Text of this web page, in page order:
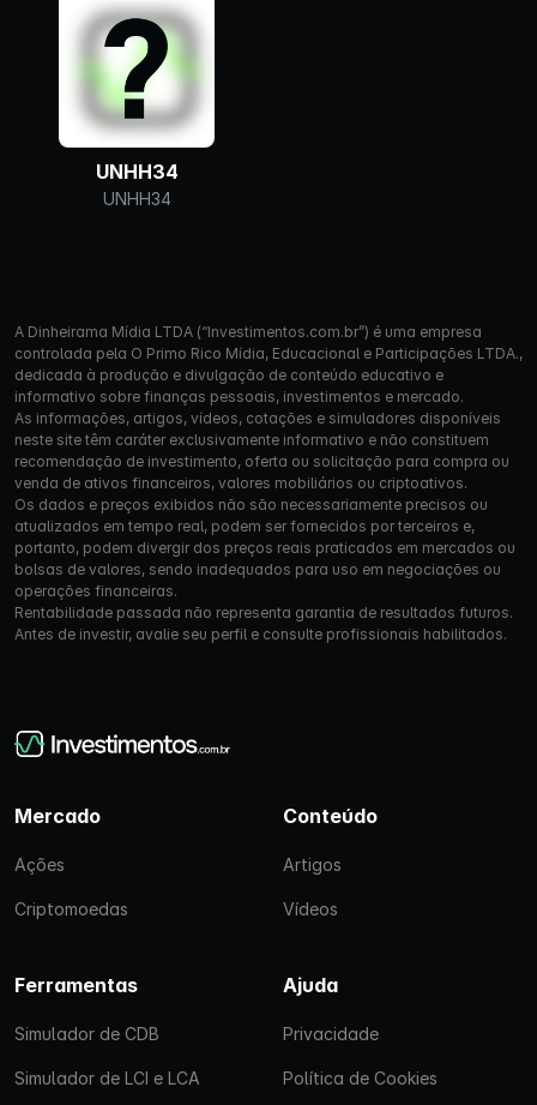
UNHH34
UNHH34
A Dinheirama Mídia LTDA (“Investimentos.com.br”) é uma empresa
controlada pela O Primo Rico Mídia, Educacional e Participações LTDA.,
dedicada à produção e divulgação de conteúdo educativo e
informativo sobre finanças pessoais, investimentos e mercado.
As informações, artigos, vídeos, cotações e simuladores disponíveis
neste site têm caráter exclusivamente informativo e não constituem
recomendação de investimento, oferta ou solicitação para compra ou
venda de ativos financeiros, valores mobiliários ou criptoativos.
Os dados e preços exibidos não são necessariamente precisos ou
atualizados em tempo real, podem ser fornecidos por terceiros e,
portanto, podem divergir dos preços reais praticados em mercados ou
bolsas de valores, sendo inadequados para uso em negociações ou
operações financeiras.
Rentabilidade passada não representa garantia de resultados futuros.
Antes de investir, avalie seu perfil e consulte profissionais habilitados.
Mercado
Ações
Criptomoedas
Conteúdo
Artigos
Vídeos
Ferramentas
Simulador de CDB
Simulador de LCI e LCA
Ajuda
Privacidade
Política de Cookies